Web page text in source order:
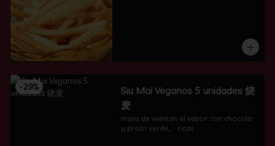
-29%
Siu Mai Veganos 5 unidades 烧
麦
masa de wantan al vapor con chocolo
y proto verde。 ricas